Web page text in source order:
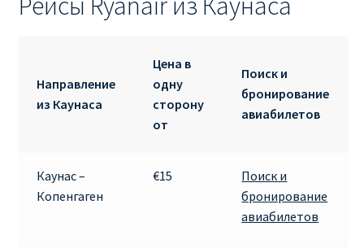
Направление
из Каунаса
Цена в
одну
сторону
от
Поиск и
бронирование
авиабилетов
Каунас –
Копенгаген
€15
Поиск и
бронирование
авиабилетов